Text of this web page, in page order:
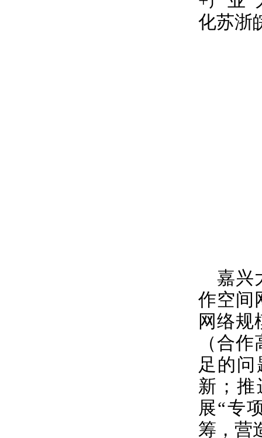
化苏浙
嘉兴
作空间
网络规
（合
足的
新；推
展“专
筹，营